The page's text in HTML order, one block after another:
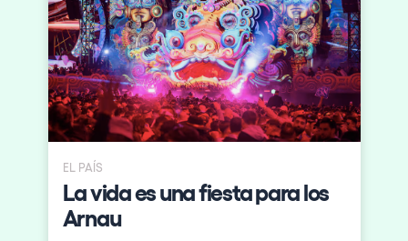
EL PAÍS
La vida es una fiesta para los
Arnau